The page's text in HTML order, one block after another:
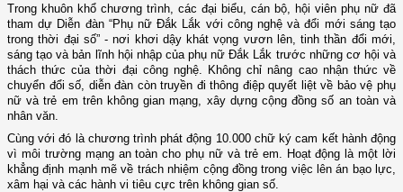
Trong khuôn khổ chương trình, các đại biểu, cán bộ, hội viên phụ nữ đã
tham dự Diễn đàn “Phụ nữ Đắk Lắk với công nghệ và đổi mới sáng tạo
trong thời đại số” - nơi khơi dậy khát vọng vươn lên, tinh thần đổi mới,
sáng tạo và bản lĩnh hội nhập của phụ nữ Đắk Lắk trước những cơ hội và
thách thức của thời đại công nghệ. Không chỉ nâng cao nhận thức về
chuyển đổi số, diễn đàn còn truyền đi thông điệp quyết liệt về bảo vệ phụ
nữ và trẻ em trên không gian mạng, xây dựng cộng đồng số an toàn và
nhân văn.
Cùng với đó là chương trình phát động 10.000 chữ ký cam kết hành động
vì môi trường mạng an toàn cho phụ nữ và trẻ em. Hoạt động là một lời
khẳng định mạnh mẽ về trách nhiệm cộng đồng trong việc lên án bạo lực,
xâm hại và các hành vi tiêu cực trên không gian số.